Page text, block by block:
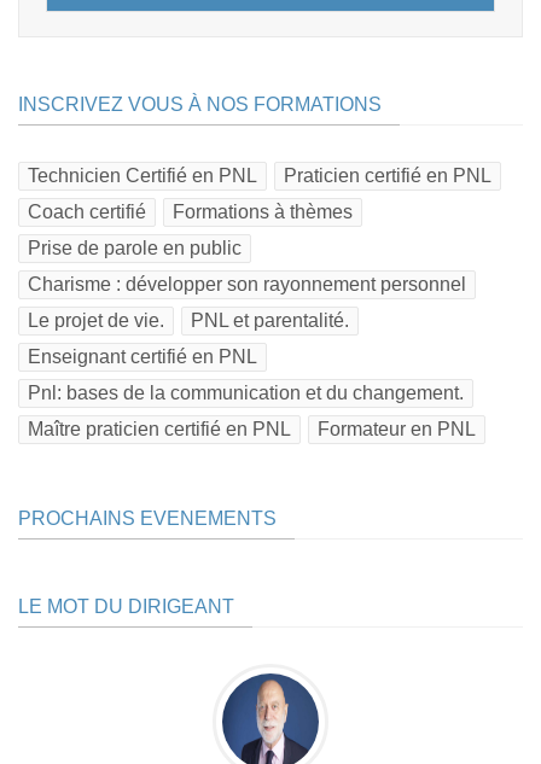
INSCRIVEZ VOUS À NOS FORMATIONS
Technicien Certifié en PNL
Praticien certifié en PNL
Coach certifié
Formations à thèmes
Prise de parole en public
Charisme : développer son rayonnement personnel
Le projet de vie.
PNL et parentalité.
Enseignant certifié en PNL
Pnl: bases de la communication et du changement.
Maître praticien certifié en PNL
Formateur en PNL
PROCHAINS EVENEMENTS
LE MOT DU DIRIGEANT